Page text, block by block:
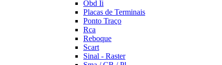
Obd Ii
Placas de Terminais
Ponto Traço
Rca
Reboque
Scart
Sinal - Raster